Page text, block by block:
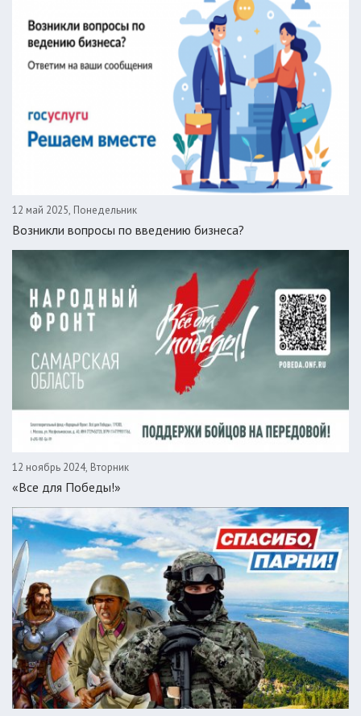
12 май 2025, Понедельник
Возникли вопросы по введению бизнеса?
12 ноябрь 2024, Вторник
«Все для Победы!»